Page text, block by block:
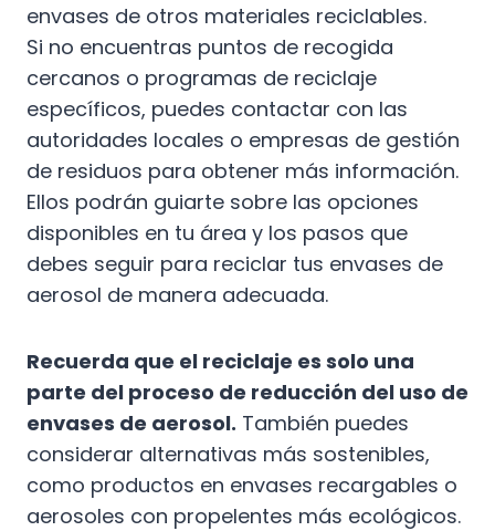
envases de otros materiales reciclables.
Si no encuentras puntos de recogida
cercanos o programas de reciclaje
específicos, puedes contactar con las
autoridades locales o empresas de gestión
de residuos para obtener más información.
Ellos podrán guiarte sobre las opciones
disponibles en tu área y los pasos que
debes seguir para reciclar tus envases de
aerosol de manera adecuada.
Recuerda que el reciclaje es solo una
parte del proceso de reducción del uso de
envases de aerosol. También puedes
considerar alternativas más sostenibles,
como productos en envases recargables o
aerosoles con propelentes más ecológicos.